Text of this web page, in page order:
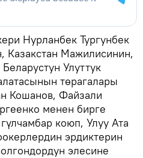
Нурланбек Тургунбек
Мажилисинин,
Улуттук
төрагалары
Кошанов, Файзали
менен бирге
коюп, Улуу Ата
эрдиктерин
элесине